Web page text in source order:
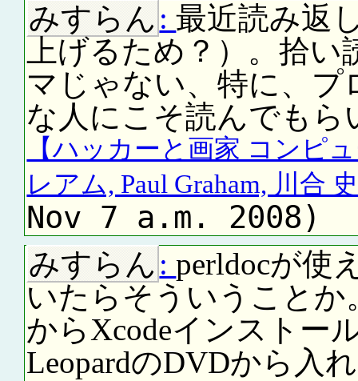
みすらん :最近読み返
上げるため？）。拾
マじゃない、特に、
な人にこそ読んでも
【ハッカーと画家 コンピ
レアム, Paul Graham, 川合
Nov 7 a.m. 2008)
みすらん :perldocが使
いたらそういうことか
からXcodeインストー
LeopardのDVDから入